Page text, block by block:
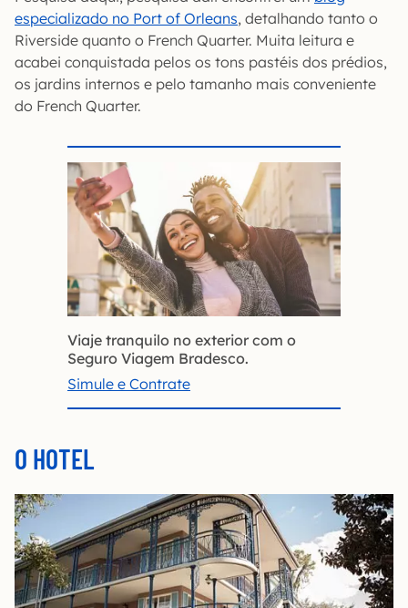
especializado no Port of Orleans, detalhando tanto o
Riverside quanto o French Quarter. Muita leitura e
acabei conquistada pelos os tons pastéis dos prédios,
os jardins internos e pelo tamanho mais conveniente
do French Quarter.
Viaje tranquilo no exterior com o
Seguro Viagem Bradesco.
Simule e Contrate
O HOTEL